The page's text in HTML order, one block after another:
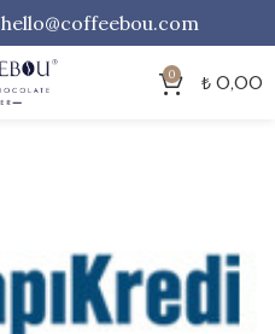
hello@coffeebou.com
0 ₺ 0,00